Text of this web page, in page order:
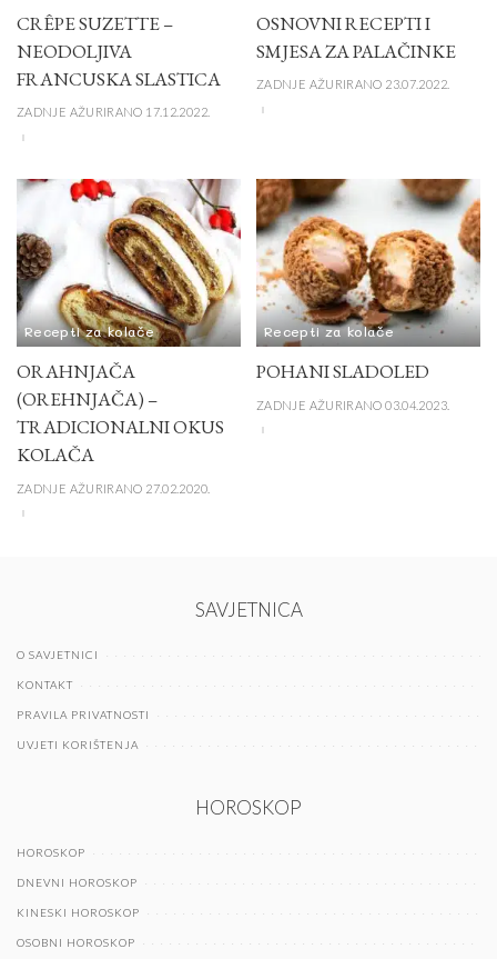
CRÊPE SUZETTE –
NEODOLJIVA
FRANCUSKA SLASTICA
ZADNJE AŽURIRANO 17.12.2022.
OSNOVNI RECEPTI I
SMJESA ZA PALAČINKE
ZADNJE AŽURIRANO 23.07.2022.
Recepti za kolače
ORAHNJAČA
(OREHNJAČA) –
TRADICIONALNI OKUS
KOLAČA
ZADNJE AŽURIRANO 27.02.2020.
Recepti za kolače
POHANI SLADOLED
ZADNJE AŽURIRANO 03.04.2023.
SAVJETNICA
O SAVJETNICI
KONTAKT
PRAVILA PRIVATNOSTI
UVJETI KORIŠTENJA
HOROSKOP
HOROSKOP
DNEVNI HOROSKOP
KINESKI HOROSKOP
OSOBNI HOROSKOP